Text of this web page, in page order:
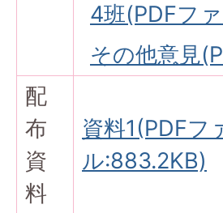
4班(PDFフ
その他意見
配
布
資
料
資料1(PDFフ
ル:883.2KB)